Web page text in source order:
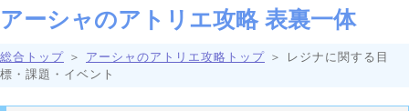
アーシャのアトリエ攻略 表裏一体
総合トップ ＞ アーシャのアトリエ攻略トップ ＞ レジナに関する目
標・課題・イベント